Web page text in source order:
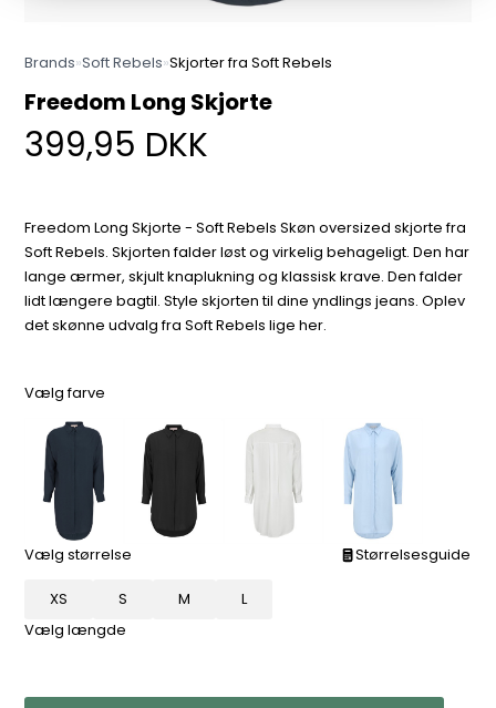
Brands»Soft Rebels»Skjorter fra Soft Rebels
Freedom Long Skjorte
399,95 DKK
Freedom Long Skjorte - Soft Rebels Skøn oversized skjorte fra
Soft Rebels. Skjorten falder løst og virkelig behageligt. Den har
lange ærmer, skjult knaplukning og klassisk krave. Den falder
lidt længere bagtil. Style skjorten til dine yndlings jeans. Oplev
det skønne udvalg fra Soft Rebels lige her.
Vælg farve
Vælg størrelse Størrelsesguide
XS S M
L
Vælg længde